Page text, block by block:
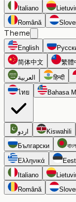
Italiano
Română
Theme
English
简体中文
繁體
العربية हिन्दी
ไทย
Bahasa
اردو Kiswahili
Български
Ελληνικά
Italiano
Română